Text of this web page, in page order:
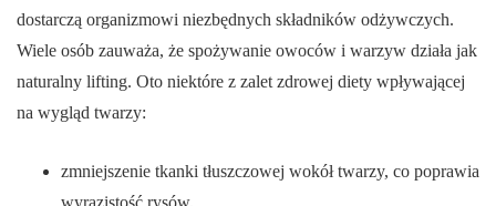
dostarczą organizmowi niezbędnych składników odżywczych.
Wiele osób zauważa, że spożywanie owoców i warzyw działa jak
naturalny lifting. Oto niektóre z zalet zdrowej diety wpływającej
na wygląd twarzy:
zmniejszenie tkanki tłuszczowej wokół twarzy, co poprawia
wyrazistość rysów,